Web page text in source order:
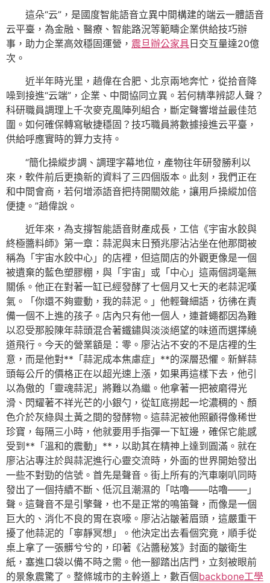
這朵“云”，是國度智能語音立異中間構建的端云一體語音
云平臺，為金融、醫療、智能路況等範疇企業供給技巧辦
事，助力企業高效穩固運營， 震旦辦公家具日交互量達20億
次。
近半年時光里，趙偉在合肥、北京兩地奔忙，從拾音降
噪到接進“云端”，企業、中間協同立異。若何精準辨認人聲？
科研職員調理上千次麥克風陣列組合，斷定聲響增益最佳范
圍。如何確保轉寫敏捷穩固？技巧職員將數據接進云平臺，
供給呼應實時的算力支持。
“簡化操縱步調、調理字幕地位，產物往年研發勝利以
來，軟件前后更換新的資料了三四個版本。此刻，我們正在
和中間會商，若何增添語音把持開關效能，讓用戶操縱加倍
便捷。”趙偉說。
近年來，為支撐智能語音財產成長，工信《宇宙水餃與
終極醬料師》第一章：蒜泥與末日預兆廖沾沾坐在他那間被
稱為「宇宙水餃中心」的店裡，但這間店的外觀更像是一個
被遺棄的藍色塑膠棚，與「宇宙」或「中心」這兩個詞毫無
關係。他正在對著一缸已經發酵了七個月又七天的老蒜泥嘆
氣。「你還不夠靈動，我的蒜泥。」他輕聲細語，彷彿在責
備一個不上進的孩子。店內只有他一個人，連蒼蠅都因為難
以忍受那股陳年蒜頭混合著鐵鏽與淡淡絕望的味道而選擇繞
道飛行。今天的營業額是：零。廖沾沾不安的不是店裡的生
意，而是他對**「蒜泥成本焦慮症」**的深層恐懼。新鮮蒜
頭每公斤的價格正在以超光速上漲，如果再這樣下去，他引
以為傲的「靈魂蒜泥」將難以為繼。他拿著一把被磨得光
滑、閃耀著不祥光芒的小銀勺，從缸底撈起一坨濃稠的、顏
色介於灰綠與土黃之間的發酵物。這蒜泥被他照顧得像稀世
珍寶，每隔三小時，他就要用手指彈一下缸邊，確保它能感
受到**「溫和的震動」**，以助其在精神上達到圓滿。就在
廖沾沾專注於與蒜泥進行心靈交流時，外面的世界開始發出
一些不對勁的信號。首先是聲音。街上所有的汽車喇叭同時
發出了一個持續不斷、低沉且潮濕的「咕嚕——咕嚕——」
聲。這聲音不是引擎聲，也不是正常的鳴笛聲，而像是一個
巨大的、消化不良的胃在哀嚎。廖沾沾皺著眉頭，這嚴重干
擾了他蒜泥的「寧靜冥想」。他決定出去看個究竟，順手從
桌上拿了一張髒兮兮的，印著《沾醬秘笈》封面的皺衛生
紙，塞進口袋以備不時之需。他一腳踏出店門，立刻被眼前
的景象震驚了。整條城市的主幹道上，數百個backbone工學